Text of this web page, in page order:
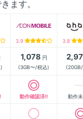
ます。
3.9 3.8
1,078 円
(3GB〜/税込)
動作確認済!! 動作